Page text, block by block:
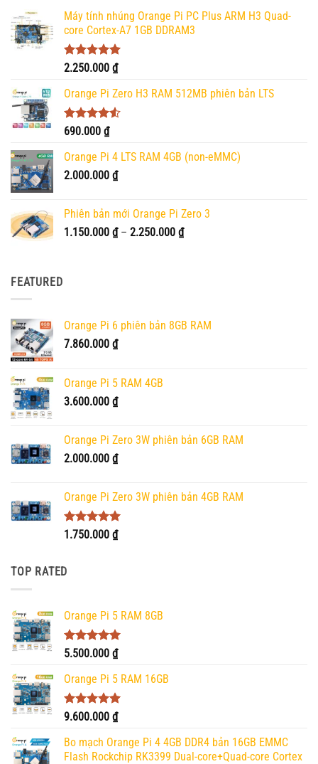
Máy tính nhúng Orange Pi PC Plus ARM H3 Quad-
core Cortex-A7 1GB DDRAM3
Được xếp
5 sao
2.250.000 ₫
Orange Pi Zero H3 RAM 512MB phiên bản LTS
Được xếp
4.50
5 sao
690.000 ₫
Orange Pi 4 LTS RAM 4GB (non-eMMC)
2.000.000 ₫
Phiên bản mới Orange Pi Zero 3
1.150.000 ₫ – 2.250.000 ₫Khoảng
FEATURED
Orange Pi 6 phiên bản 8GB RAM
7.860.000 ₫
Orange Pi 5 RAM 4GB
3.600.000 ₫
Orange Pi Zero 3W phiên bản 6GB RAM
2.000.000 ₫
Orange Pi Zero 3W phiên bản 4GB RAM
Được xếp
1.750.000 ₫
TOP RATED
Orange Pi 5 RAM 8GB
Được xếp
5 sao
5.500.000 ₫
Orange Pi 5 RAM 16GB
Được xếp
5 sao
9.600.000 ₫
Bo mạch Orange Pi 4 4GB DDR4 bản 16GB EMMC
Flash Rockchip RK3399 Dual-core+Quad-core Cortex